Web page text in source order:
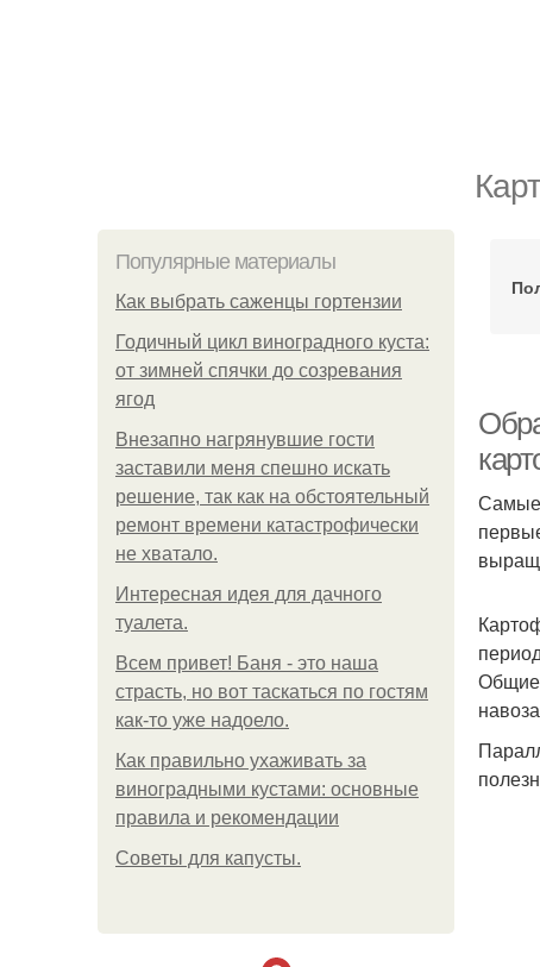
Популярные материалы
Как выбрать саженцы гортензии
Годичный цикл виноградного куста:
от зимней спячки до созревания
ягод
Внезапно нагрянувшие гости
заставили меня спешно искать
решение, так как на обстоятельный
ремонт времени катастрофически
не хватало.
Интересная идея для дачного
туалета.
Всем привет! Баня - это наша
страсть, но вот таскаться по гостям
как-то уже надоело.
Как правильно ухаживать за
виноградными кустами: основные
правила и рекомендации
Советы для капусты.
Самые
Общие